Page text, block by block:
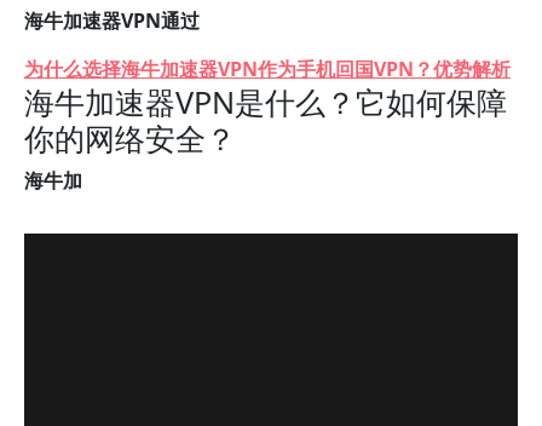
海牛加速器VPN通过
为什么选择海牛加速器VPN作为手机回国VPN？优势解析
海牛加速器VPN是什么？它如何保障
你的网络安全？
海牛加